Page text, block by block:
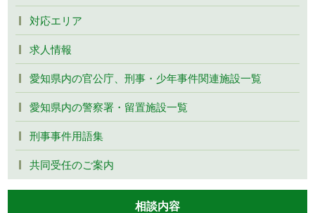
対応エリア
求人情報
愛知県内の官公庁、刑事・少年事件関連施設一覧
愛知県内の警察署・留置施設一覧
刑事事件用語集
共同受任のご案内
相談内容